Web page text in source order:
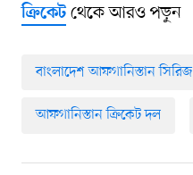
ক্রিকেটথেকে আরও পড়ুন
বাংলাদেশ আফগানিস্তান সিরিজ
আফগানিস্তান ক্রিকেট দল